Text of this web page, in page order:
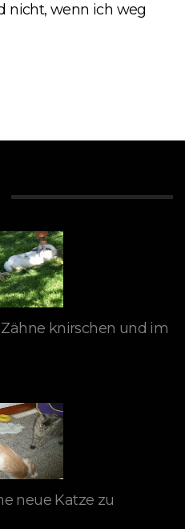
nicht, wenn ich weg
knirschen und im
neue Katze zu